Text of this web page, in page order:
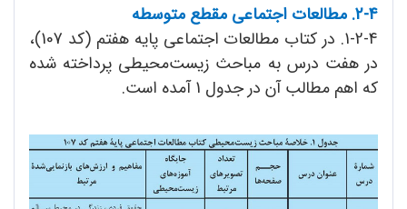
2-4. مطالعات اجتماعی مقطع متوسطه
1-2-4. در کتاب مطالعات اجتماعی پایه هفتم (کد 107)،
در هفت درس به مباحث زیست‌محیطی پرداخته شده
که اهم مطالب آن در جدول 1 آمده است.